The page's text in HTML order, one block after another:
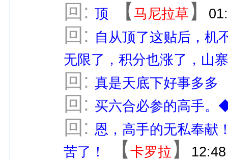
回: 顶 【 马尼拉草 】
回: 自从顶了这贴后，机
无限了，积分也涨了，山
回: 真是天底下好事多多
回: 买六合必参的高
回: 恩，高手的无私奉献
苦了！
【卡罗拉 】 12:48